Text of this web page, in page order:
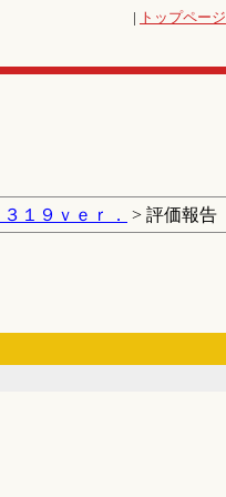
| トップページ
１９ｖｅｒ． > 評価報告